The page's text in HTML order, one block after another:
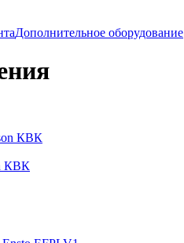
Дополнительное оборудование
КВК